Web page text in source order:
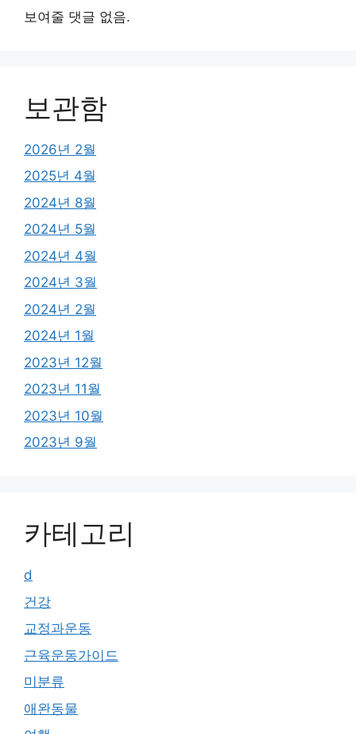
보여줄 댓글 없음.
보관함
2026년 2월
2025년 4월
2024년 8월
2024년 5월
2024년 4월
2024년 3월
2024년 2월
2024년 1월
2023년 12월
2023년 11월
2023년 10월
2023년 9월
카테고리
d
건강
교정과운동
근육운동가이드
미분류
애완동물